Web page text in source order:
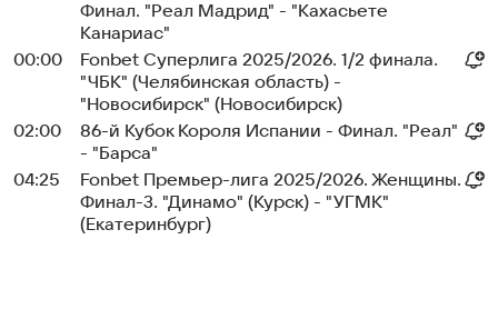
Финал. "Реал Мадрид" - "Кахасьете
Канариас"
00:00
Fonbet Суперлига 2025/2026. 1/2 финала.
"ЧБК" (Челябинская область) -
"Новосибирск" (Новосибирск)
02:00
86-й Кубок Короля Испании - Финал. "Реал"
- "Барса"
04:25
Fonbet Премьер-лига 2025/2026. Женщины.
Финал-3. "Динамо" (Курск) - "УГМК"
(Екатеринбург)